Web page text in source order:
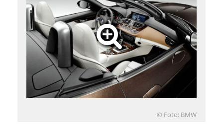
© Foto: BMW